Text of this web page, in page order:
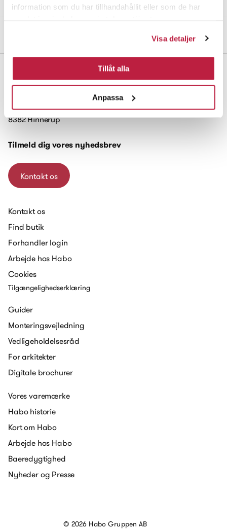
information som du har tillhandahållit eller som de har
Visa detaljer
Tillåt alla
Anpassa
Trigevej 20, Søften
8382 Hinnerup
Tilmeld dig vores nyhedsbrev
Kontakt os
Kontakt os
Find butik
Forhandler login
Arbejde hos Habo
Cookies
Tilgængelighedserklæring
Guider
Monteringsvejledning
Vedligeholdelsesråd
For arkitekter
Digitale brochurer
Vores varemærke
Habo historie
Kort om Habo
Arbejde hos Habo
Baeredygtighed
Nyheder og Presse
© 2026 Habo Gruppen AB